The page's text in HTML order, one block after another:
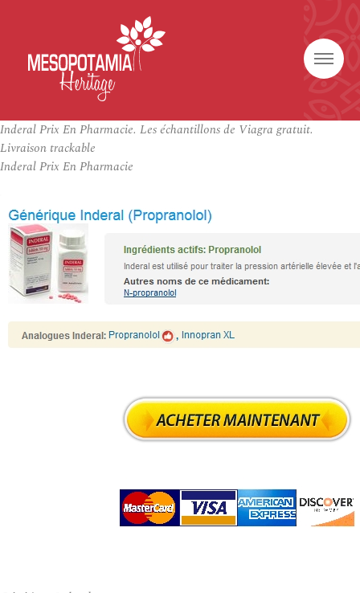
Inderal Prix En Pharmacie. Les échantillons de Viagra gratuit.
Livraison trackable
Inderal Prix En Pharmacie